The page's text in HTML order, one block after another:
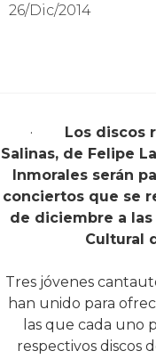
26/Dic/2014
Salinas, de Felipe
Inmorales serán
conciertos que se
de diciembre a